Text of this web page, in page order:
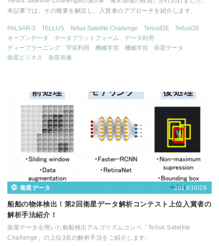
本記事では、その概要を解説し、入賞者のアプローチを紹介します。
PALSAR-2 TELLUS Tellus Satellite Challenge TellusIDE
TellusOS
オープンデータ
データプラットフォーム
データ利用
ディープラーニング
宇宙利用 機械学習 機械学習
衛星データ
衛星ビジネス
衛星画像
衛星データ 2019/10/28
船舶の物体検出！第2回衛星データ解析コンテスト上位入賞者の
解析手法紹介！
衛星データを用いた船舶検出アルゴリズムコンペ「Tellus Satellite
Challenge」の上位3名の解析手法をご紹介します。